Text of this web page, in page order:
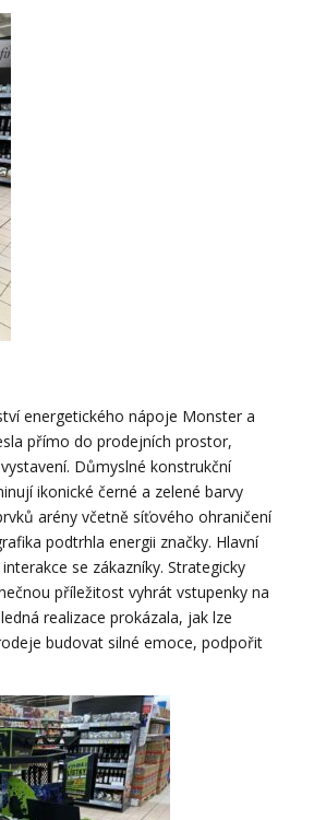
energetického nápoje Monster a
přímo do prodejních prostor,
Důmyslné konstrukční
ikonické černé a zelené barvy
arény včetně síťového ohraničení
podtrhla energii značky. Hlavní
se zákazníky. Strategicky
příležitost vyhrát vstupenky na
realizace prokázala, jak lze
budovat silné emoce, podpořit